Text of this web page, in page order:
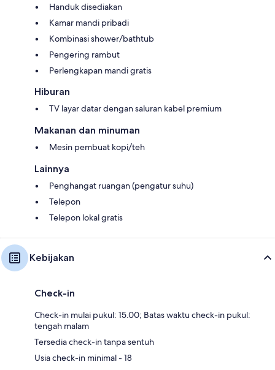
Handuk disediakan
Kamar mandi pribadi
Kombinasi shower/bathtub
Pengering rambut
Perlengkapan mandi gratis
Hiburan
TV layar datar dengan saluran kabel premium
Makanan dan minuman
Mesin pembuat kopi/teh
Lainnya
Penghangat ruangan (pengatur suhu)
Telepon
Telepon lokal gratis
Kebijakan
Check-in
Check-in mulai pukul: 15.00; Batas waktu check-in pukul:
tengah malam
Tersedia check-in tanpa sentuh
Usia check-in minimal - 18